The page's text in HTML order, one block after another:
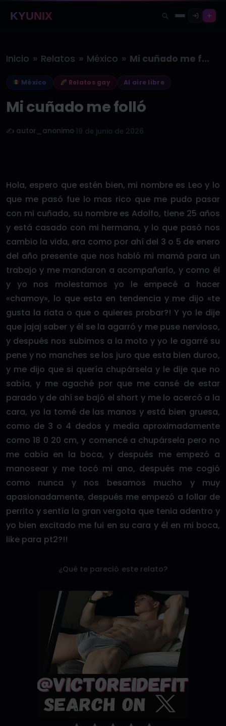
KYUNIX
Inicio » Relatos » México » Mi cuñado me folló
México Relatos gay Al aire libre
Mi cuñado me folló
✍️ autor_anonimo 19 de junio de 2026
Hola, espero que estén bien, mi nombre es Leo y lo
que me pasó fue lo mas rico que me pudo pasar
con mi cuñado, su nombre es Adolfo, tiene 25 años
y está casado con mi hermana, y lo que pasó nos
cambio la vida, era como por ahí del 3 o 5 de enero
del año presente que nos habló mi mamá para un
trabajo y me mandaron a acompañarlo, y como él
y yo nos molestamos yo le empecé a hacer
«chamoy», lo que esta en tendencia y me dijo «te
gusta la riata o que o quieres probar?! Y yo le dije
que jajaj saber y él se la agarró y me puse nervioso,
y después nos subimos a la moto y yo le agarré su
pene y no manches se los juro que esta bien duroo,
y me dijo que si quería chupársela y le dije que no
sabía, y me agaché por que me cansé de estar
parado y de ahí se bajó el short y me lo acercó a la
cara, yo la tomé de las manos y está bien gruesa,
como de 3 o 4 dedos y media aproximadamente
como 18 0 20 cm, y comencé a chupársela pero no
me cabía en la boca, y después me empezó a
manosear y me tocó mi ano, después me cogió
como nunca y nos besamos mucho y muy
apasionadamente, después me empezó a follar de
perrito y sentía la gran vergota que tenia adentro y
yo bien excitado me fui en su cara y él en mi boca,
like para pt2?!!
¿Qué te pareció este relato?